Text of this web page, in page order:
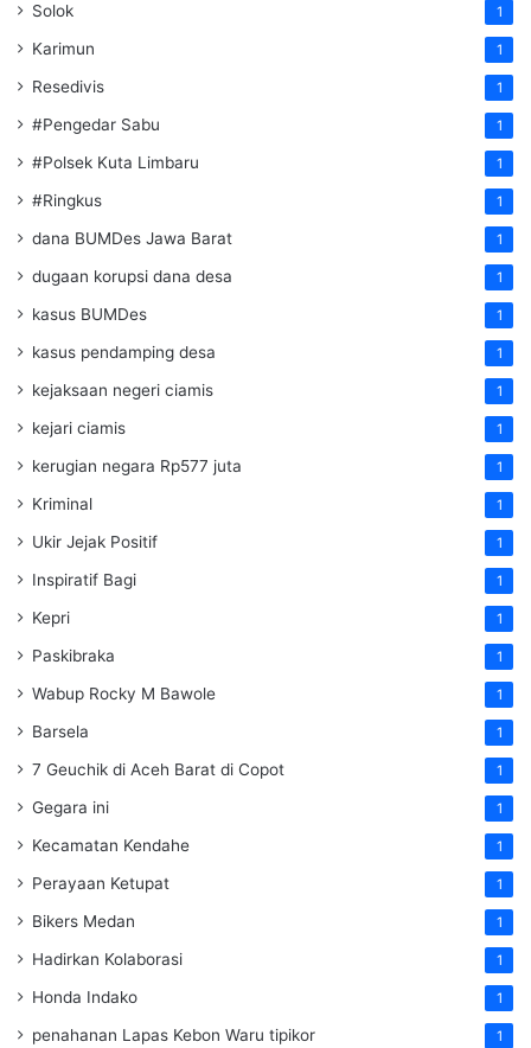
Solok 1
Karimun 1
Resedivis 1
#Pengedar Sabu 1
#Polsek Kuta Limbaru 1
#Ringkus 1
dana BUMDes Jawa Barat 1
dugaan korupsi dana desa 1
kasus BUMDes 1
kasus pendamping desa 1
kejaksaan negeri ciamis 1
kejari ciamis 1
kerugian negara Rp577 juta 1
Kriminal 1
Ukir Jejak Positif 1
Inspiratif Bagi 1
Kepri 1
Paskibraka 1
Wabup Rocky M Bawole 1
Barsela 1
7 Geuchik di Aceh Barat di Copot 1
Gegara ini 1
Kecamatan Kendahe 1
Perayaan Ketupat 1
Bikers Medan 1
Hadirkan Kolaborasi 1
Honda Indako 1
penahanan Lapas Kebon Waru tipikor 1